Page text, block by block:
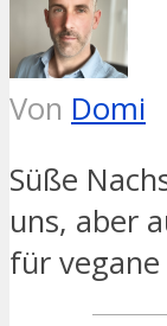
Von Domi
Süße
uns, aber
für vegane